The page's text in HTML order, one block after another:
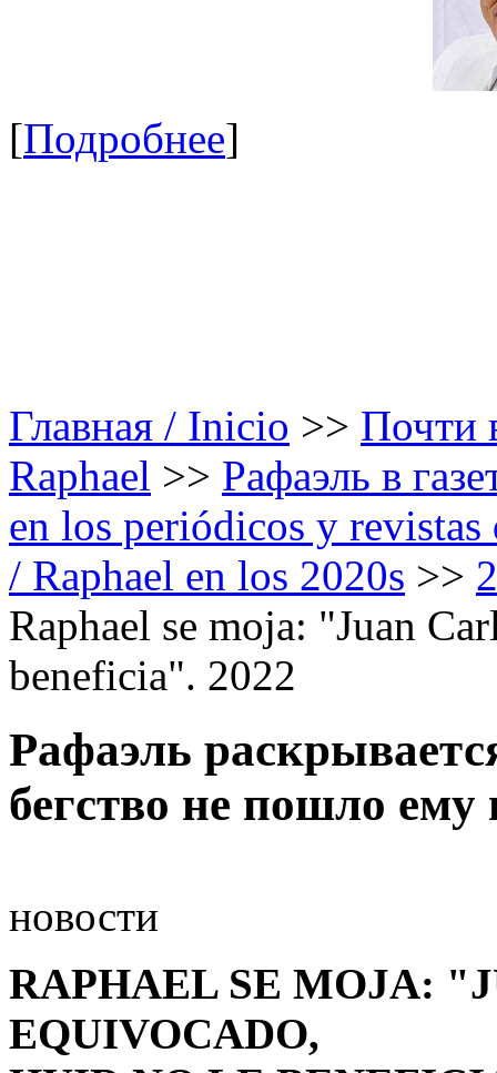
[Подробнее]
Главная / Inicio >> Почти
Raphael >> Рафаэль в
en los periódicos y
/ Raphael en los 2020s >>
Raphael se moja: "Juan
beneficia". 2022
Рафаэль
бегство не пошло ему
новости
RAPHAEL SE MOJA:
EQUIVOCADO,